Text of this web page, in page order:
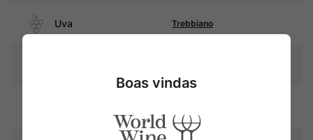
Uva Trebbiano
Boas vindas